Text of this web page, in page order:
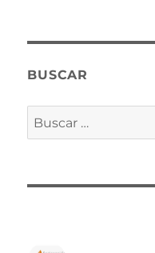
BUSCAR
Buscar
por: